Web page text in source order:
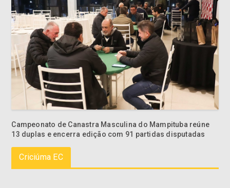
Campeonato de Canastra Masculina do Mampituba reúne
13 duplas e encerra edição com 91 partidas disputadas
Criciúma EC